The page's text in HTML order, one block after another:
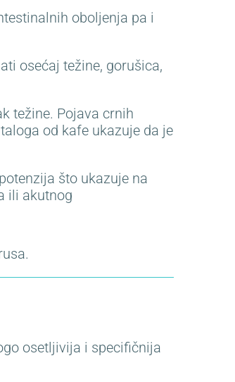
oboljenja pa i
osećaj težine, gorušica,
težine. Pojava crnih
od kafe ukazuje da je
što ukazuje na
ili akutnog
osetljivija i specifičnija